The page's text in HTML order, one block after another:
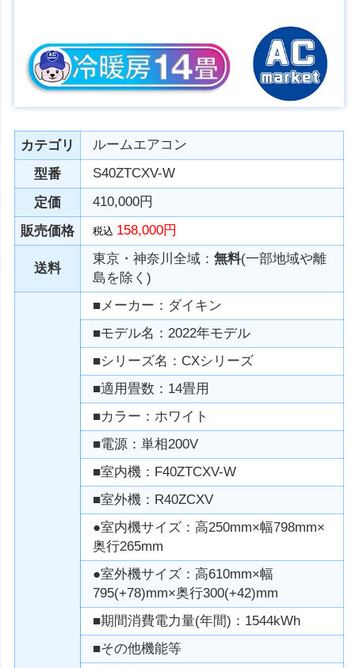
カテゴリ
ルームエアコン
型番
S40ZTCXV-W
定価
410,000円
販売価格
税込 158,000円
送料
東京・神奈川全域：無料(一部地域や離
島を除く)
■メーカー：ダイキン
■モデル名：2022年モデル
■シリーズ名：CXシリーズ
■適用畳数：14畳用
■カラー：ホワイト
■電源：単相200V
■室内機：F40ZTCXV-W
■室外機：R40ZCXV
●室内機サイズ：高250mm×幅798mm×
奥行265mm
●室外機サイズ：高610mm×幅
795(+78)mm×奥行300(+42)mm
■期間消費電力量(年間)：1544kWh
■その他機能等